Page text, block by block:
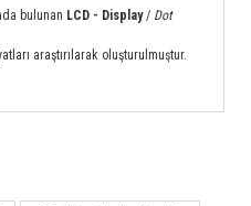
bulunan LCD - Display/ Dot
araştırılarak oluşturulmuştur.